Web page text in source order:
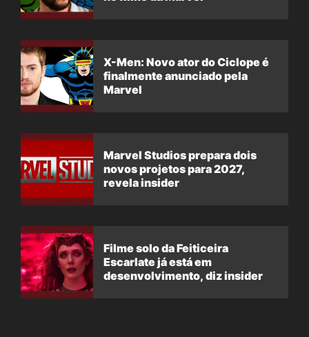
X-Men: Novo ator do Ciclope é
finalmente anunciado pela
Marvel
Marvel Studios prepara dois
novos projetos para 2027,
revela insider
Filme solo da Feiticeira
Escarlate já está em
desenvolvimento, diz insider